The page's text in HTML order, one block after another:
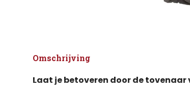
Omschrijving
Laat je betoveren door de